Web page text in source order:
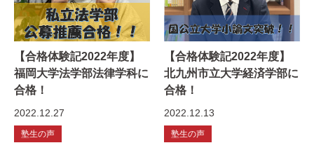
【合格体験記2022年度】
福岡大学法学部法律学科に
合格！
2022.12.27
塾生の声
【合格体験記2022年度】
北九州市立大学経済学部に
合格！
2022.12.13
塾生の声